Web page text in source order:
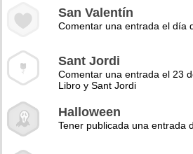
San Valentín
Comentar una entrada el día
Sant Jordi
Comentar una entrada el 23
Libro y Sant Jordi
Halloween
Tener publicada una entrada